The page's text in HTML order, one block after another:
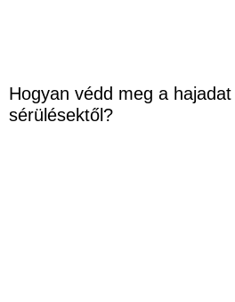
Hogyan védd meg a
sérülésektől?